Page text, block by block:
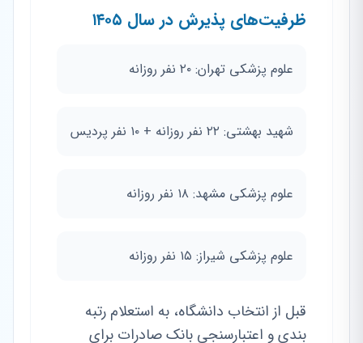
ظرفیت‌های پذیرش در سال ۱۴۰۵
علوم پزشکی تهران: ۲۰ نفر روزانه
شهید بهشتی: ۲۲ نفر روزانه + ۱۰ نفر پردیس
علوم پزشکی مشهد: ۱۸ نفر روزانه
علوم پزشکی شیراز: ۱۵ نفر روزانه
قبل از انتخاب دانشگاه، به استعلام رتبه
بندی و اعتبارسنجی بانک صادرات برای